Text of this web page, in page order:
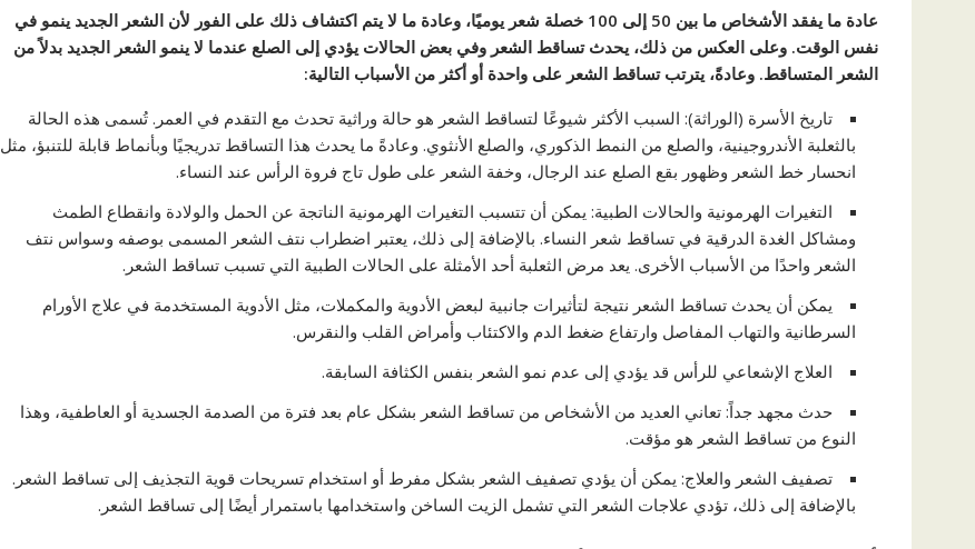
عادة ما يفقد الأشخاص ما بين 50 إلى 100 خصلة شعر يوميًا، وعادة ما لا يتم اكتشاف ذلك على الفور لأن الشعر الجديد ينمو في
نفس الوقت. وعلى العكس من ذلك، يحدث تساقط الشعر وفي بعض الحالات يؤدي إلى الصلع عندما لا ينمو الشعر الجديد بدلاً من
الشعر المتساقط. وعادةً، يترتب تساقط الشعر على واحدة أو أكثر من الأسباب التالية:
تاريخ الأسرة (الوراثة): السبب الأكثر شيوعًا لتساقط الشعر هو حالة وراثية تحدث مع التقدم في العمر. تُسمى هذه الحالة
بالثعلبة الأندروجينية، والصلع من النمط الذكوري، والصلع الأنثوي. وعادةً ما يحدث هذا التساقط تدريجيًا وبأنماط قابلة للتنبؤ، مثل
انحسار خط الشعر وظهور بقع الصلع عند الرجال، وخفة الشعر على طول تاج فروة الرأس عند النساء.
التغيرات الهرمونية والحالات الطبية: يمكن أن تتسبب التغيرات الهرمونية الناتجة عن الحمل والولادة وانقطاع الطمث
ومشاكل الغدة الدرقية في تساقط شعر النساء. بالإضافة إلى ذلك، يعتبر اضطراب نتف الشعر المسمى بوصفه وسواس نتف
الشعر واحدًا من الأسباب الأخرى. يعد مرض الثعلبة أحد الأمثلة على الحالات الطبية التي تسبب تساقط الشعر.
يمكن أن يحدث تساقط الشعر نتيجة لتأثيرات جانبية لبعض الأدوية والمكملات، مثل الأدوية المستخدمة في علاج الأورام
السرطانية والتهاب المفاصل وارتفاع ضغط الدم والاكتئاب وأمراض القلب والنقرس.
العلاج الإشعاعي للرأس قد يؤدي إلى عدم نمو الشعر بنفس الكثافة السابقة.
حدث مجهد جداً: تعاني العديد من الأشخاص من تساقط الشعر بشكل عام بعد فترة من الصدمة الجسدية أو العاطفية، وهذا
النوع من تساقط الشعر هو مؤقت.
تصفيف الشعر والعلاج: يمكن أن يؤدي تصفيف الشعر بشكل مفرط أو استخدام تسريحات قوية التجذيف إلى تساقط الشعر.
بالإضافة إلى ذلك، تؤدي علاجات الشعر التي تشمل الزيت الساخن واستخدامها باستمرار أيضًا إلى تساقط الشعر.